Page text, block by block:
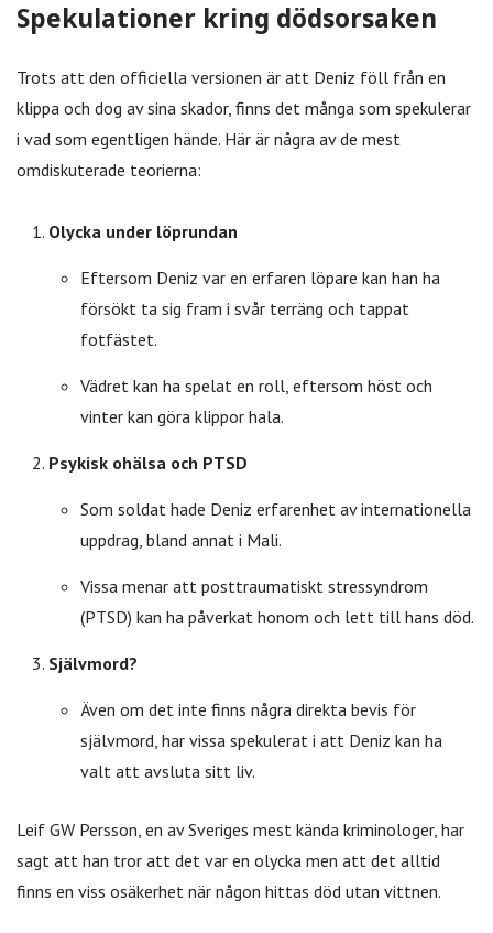
Spekulationer kring dödsorsaken
Trots att den officiella versionen är att Deniz föll från en
klippa och dog av sina skador, finns det många som spekulerar
i vad som egentligen hände. Här är några av de mest
omdiskuterade teorierna:
Olycka under löprundan
Eftersom Deniz var en erfaren löpare kan han ha
försökt ta sig fram i svår terräng och tappat
fotfästet.
Vädret kan ha spelat en roll, eftersom höst och
vinter kan göra klippor hala.
Psykisk ohälsa och PTSD
Som soldat hade Deniz erfarenhet av internationella
uppdrag, bland annat i Mali.
Vissa menar att posttraumatiskt stressyndrom
(PTSD) kan ha påverkat honom och lett till hans död.
Självmord?
Även om det inte finns några direkta bevis för
självmord, har vissa spekulerat i att Deniz kan ha
valt att avsluta sitt liv.
Leif GW Persson, en av Sveriges mest kända kriminologer, har
sagt att han tror att det var en olycka men att det alltid
finns en viss osäkerhet när någon hittas död utan vittnen.